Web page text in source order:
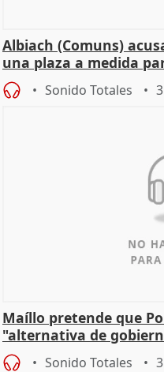
Albiach (Comuns)
una plaza a medida
Sonido Totales
Maíllo pretende que
"alternativa de
oposición
Sonido Totales